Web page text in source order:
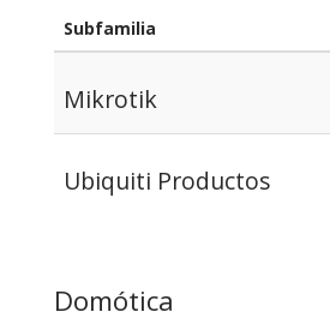
Subfamilia
Mikrotik
Ubiquiti Productos
Domótica